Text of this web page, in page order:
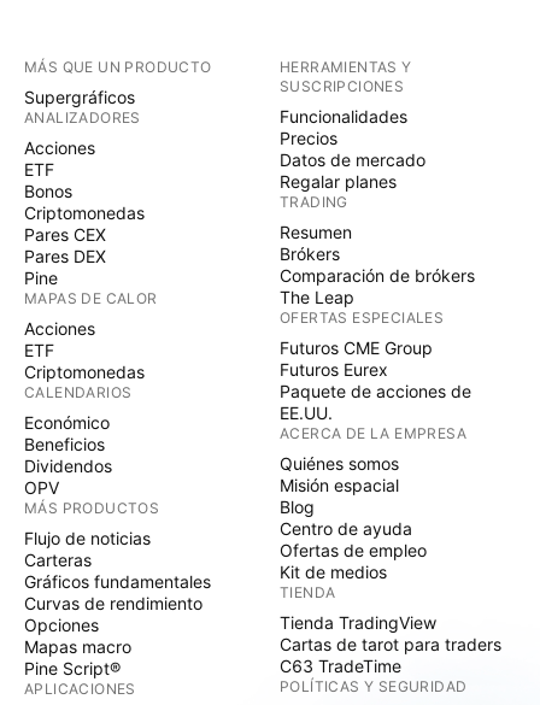
MÁS QUE UN PRODUCTO
Supergráficos
ANALIZADORES
Acciones
ETF
Bonos
Criptomonedas
Pares CEX
Pares DEX
Pine
MAPAS DE CALOR
Acciones
ETF
Criptomonedas
CALENDARIOS
Económico
Beneficios
Dividendos
OPV
MÁS PRODUCTOS
Flujo de noticias
Carteras
Gráficos fundamentales
Curvas de rendimiento
Opciones
Mapas macro
Pine Script®
APLICACIONES
HERRAMIENTAS Y
SUSCRIPCIONES
Funcionalidades
Precios
Datos de mercado
Regalar planes
TRADING
Resumen
Brókers
Comparación de brókers
The Leap
OFERTAS ESPECIALES
Futuros CME Group
Futuros Eurex
Paquete de acciones de
EE.UU.
ACERCA DE LA EMPRESA
Quiénes somos
Misión espacial
Blog
Centro de ayuda
Ofertas de empleo
Kit de medios
TIENDA
Tienda TradingView
Cartas de tarot para traders
C63 TradeTime
POLÍTICAS Y SEGURIDAD